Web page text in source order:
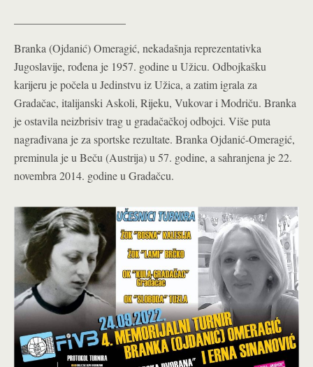
Branka (Ojdanić) Omeragić, nekadašnja reprezentativka
Jugoslavije, rođena je 1957. godine u Užicu. Odbojkašku
karijeru je počela u Jedinstvu iz Užica, a zatim igrala za
Gradačac, italijanski Askoli, Rijeku, Vukovar i Modriču. Branka
je ostavila neizbrisiv trag u gradačačkoj odbojci. Više puta
nagrađivana je za sportske rezultate. Branka Ojdanić-Omeragić,
preminula je u Beču (Austrija) u 57. godine, a sahranjena je 22.
novembra 2014. godine u Gradačcu.